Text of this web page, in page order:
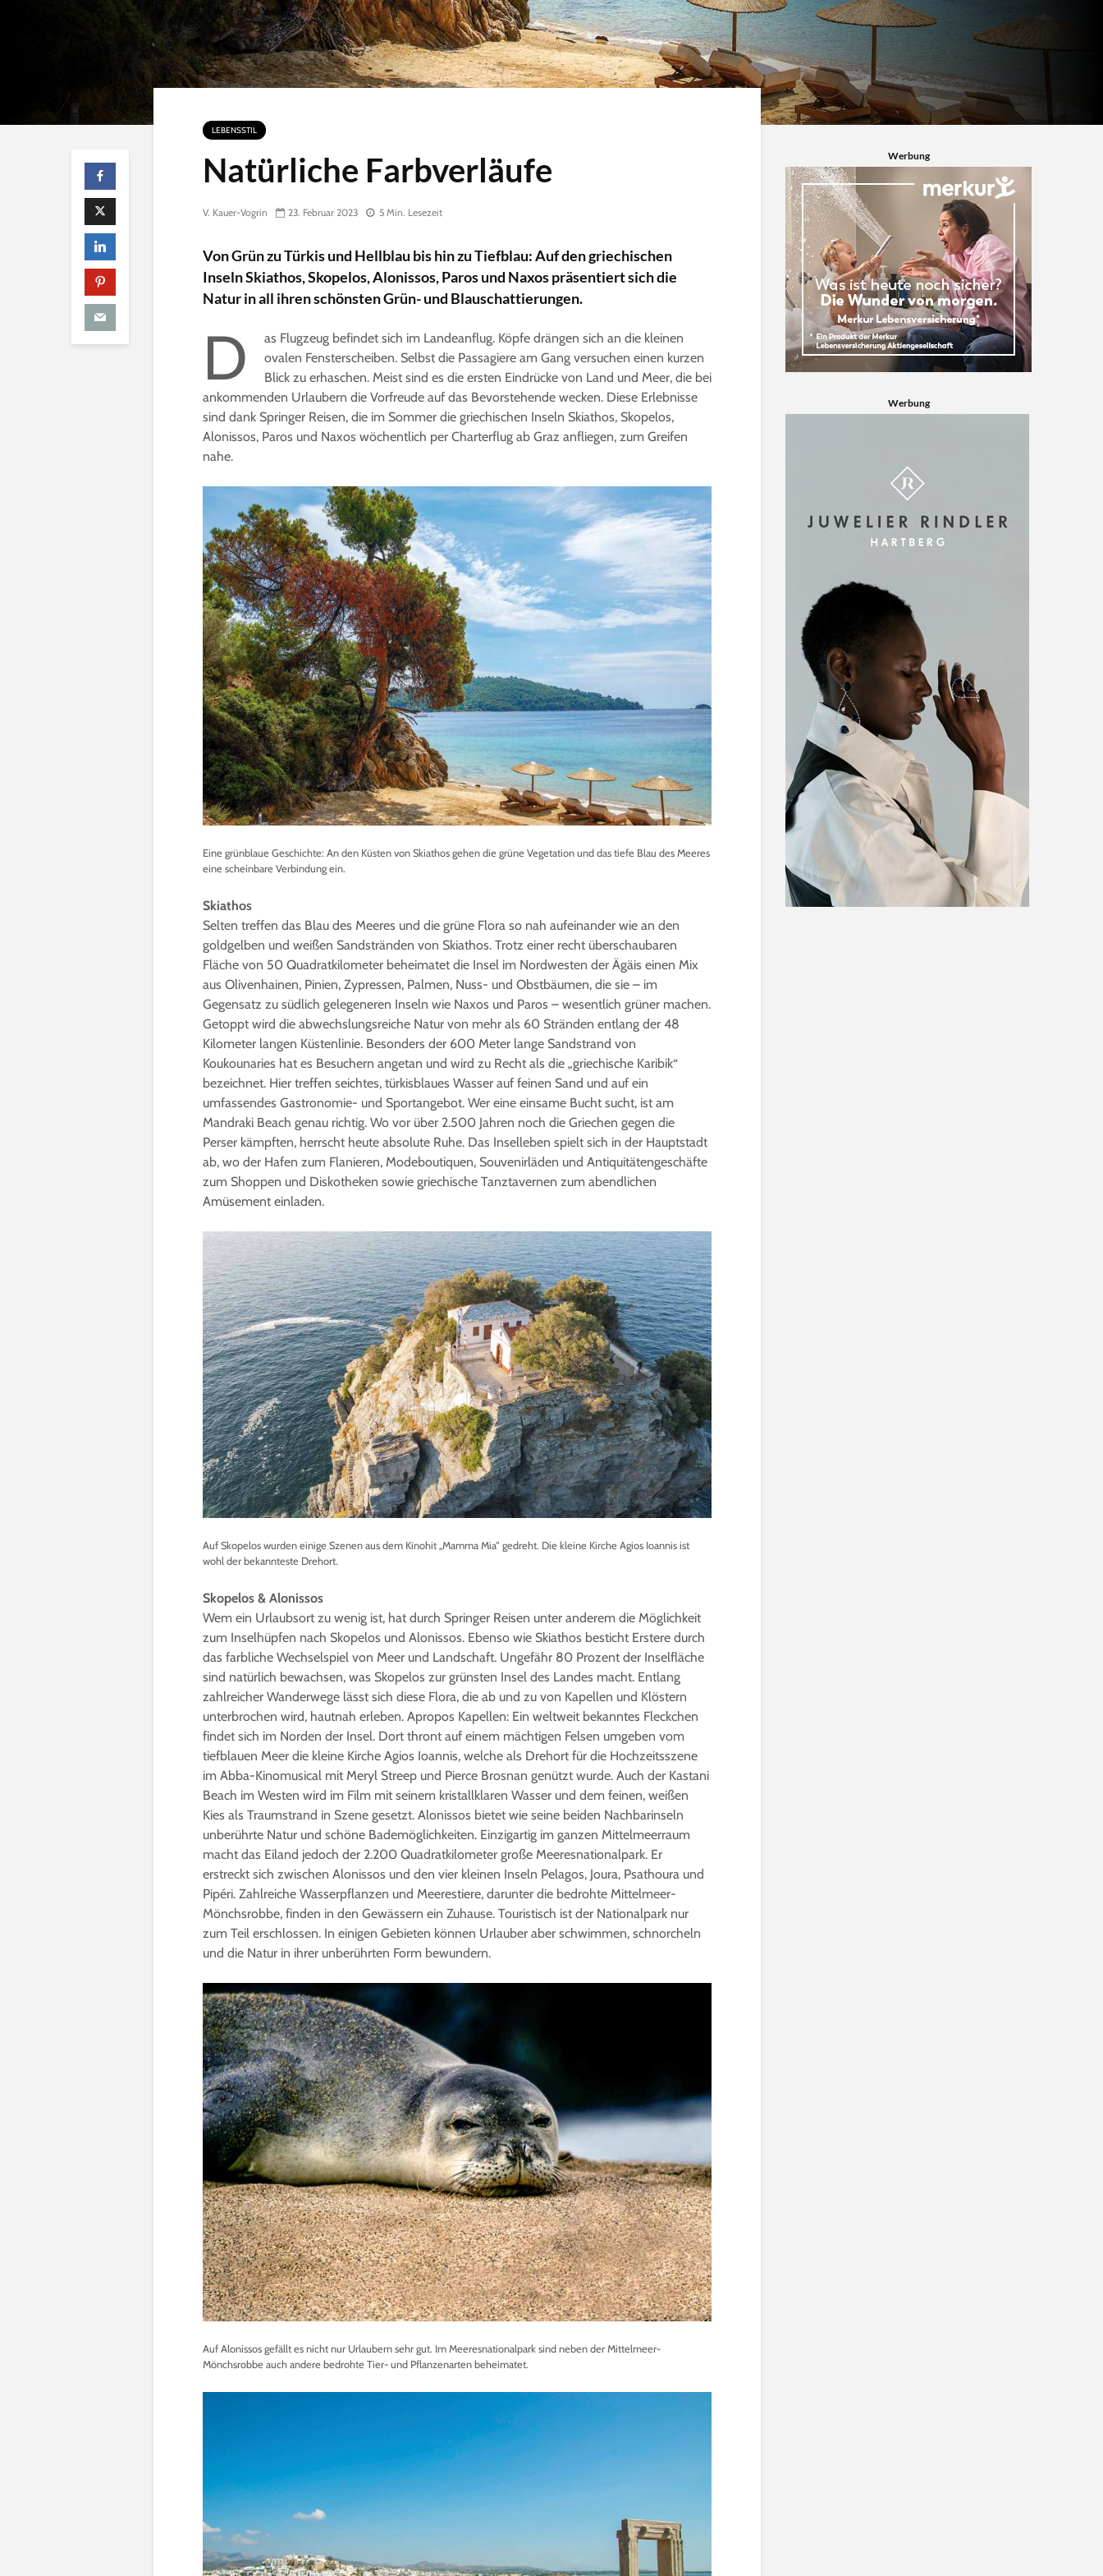
LEBENSSTIL
Natürliche Farbverläufe
V. Kauer-Vogrin 23. Februar 2023 5 Min. Lesezeit
Von Grün zu Türkis und Hellblau bis hin zu Tiefblau: Auf den griechischen
Inseln Skiathos, Skopelos, Alonissos, Paros und Naxos präsentiert sich die
Natur in all ihren schönsten Grün- und Blauschattierungen.
D
as Flugzeug befindet sich im Landeanflug. Köpfe drängen sich an die kleinen
ovalen Fensterscheiben. Selbst die Passagiere am Gang versuchen einen kurzen
Blick zu erhaschen. Meist sind es die ersten Eindrücke von Land und Meer, die bei
ankommenden Urlaubern die Vorfreude auf das Bevorstehende wecken. Diese Erlebnisse
sind dank Springer Reisen, die im Sommer die griechischen Inseln Skiathos, Skopelos,
Alonissos, Paros und Naxos wöchentlich per Charterflug ab Graz anfliegen, zum Greifen
nahe.
Eine grünblaue Geschichte: An den Küsten von Skiathos gehen die grüne Vegetation und das tiefe Blau des Meeres
eine scheinbare Verbindung ein.
Skiathos
Selten treffen das Blau des Meeres und die grüne Flora so nah aufeinander wie an den
goldgelben und weißen Sandstränden von Skiathos. Trotz einer recht überschaubaren
Fläche von 50 Quadratkilometer beheimatet die Insel im Nordwesten der Ägäis einen Mix
aus Olivenhainen, Pinien, Zypressen, Palmen, Nuss- und Obstbäumen, die sie – im
Gegensatz zu südlich gelegeneren Inseln wie Naxos und Paros – wesentlich grüner machen.
Getoppt wird die abwechslungsreiche Natur von mehr als 60 Stränden entlang der 48
Kilometer langen Küstenlinie. Besonders der 600 Meter lange Sandstrand von
Koukounaries hat es Besuchern angetan und wird zu Recht als die „griechische Karibik“
bezeichnet. Hier treffen seichtes, türkisblaues Wasser auf feinen Sand und auf ein
umfassendes Gastronomie- und Sportangebot. Wer eine einsame Bucht sucht, ist am
Mandraki Beach genau richtig. Wo vor über 2.500 Jahren noch die Griechen gegen die
Perser kämpften, herrscht heute absolute Ruhe. Das Inselleben spielt sich in der Hauptstadt
ab, wo der Hafen zum Flanieren, Modeboutiquen, Souvenirläden und Antiquitätengeschäfte
zum Shoppen und Diskotheken sowie griechische Tanztavernen zum abendlichen
Amüsement einladen.
Auf Skopelos wurden einige Szenen aus dem Kinohit „Mamma Mia“ gedreht. Die kleine Kirche Agios Ioannis ist
wohl der bekannteste Drehort.
Skopelos & Alonissos
Wem ein Urlaubsort zu wenig ist, hat durch Springer Reisen unter anderem die Möglichkeit
zum Inselhüpfen nach Skopelos und Alonissos. Ebenso wie Skiathos besticht Erstere durch
das farbliche Wechselspiel von Meer und Landschaft. Ungefähr 80 Prozent der Inselfläche
sind natürlich bewachsen, was Skopelos zur grünsten Insel des Landes macht. Entlang
zahlreicher Wanderwege lässt sich diese Flora, die ab und zu von Kapellen und Klöstern
unterbrochen wird, hautnah erleben. Apropos Kapellen: Ein weltweit bekanntes Fleckchen
findet sich im Norden der Insel. Dort thront auf einem mächtigen Felsen umgeben vom
tiefblauen Meer die kleine Kirche Agios Ioannis, welche als Drehort für die Hochzeitsszene
im Abba-Kinomusical mit Meryl Streep und Pierce Brosnan genützt wurde. Auch der Kastani
Beach im Westen wird im Film mit seinem kristallklaren Wasser und dem feinen, weißen
Kies als Traumstrand in Szene gesetzt. Alonissos bietet wie seine beiden Nachbarinseln
unberührte Natur und schöne Bademöglichkeiten. Einzigartig im ganzen Mittelmeerraum
macht das Eiland jedoch der 2.200 Quadratkilometer große Meeresnationalpark. Er
erstreckt sich zwischen Alonissos und den vier kleinen Inseln Pelagos, Joura, Psathoura und
Pipéri. Zahlreiche Wasserpflanzen und Meerestiere, darunter die bedrohte Mittelmeer-
Mönchsrobbe, finden in den Gewässern ein Zuhause. Touristisch ist der Nationalpark nur
zum Teil erschlossen. In einigen Gebieten können Urlauber aber schwimmen, schnorcheln
und die Natur in ihrer unberührten Form bewundern.
Auf Alonissos gefällt es nicht nur Urlaubern sehr gut. Im Meeresnationalpark sind neben der Mittelmeer-
Mönchsrobbe auch andere bedrohte Tier- und Pflanzenarten beheimatet.
Werbung
Werbung